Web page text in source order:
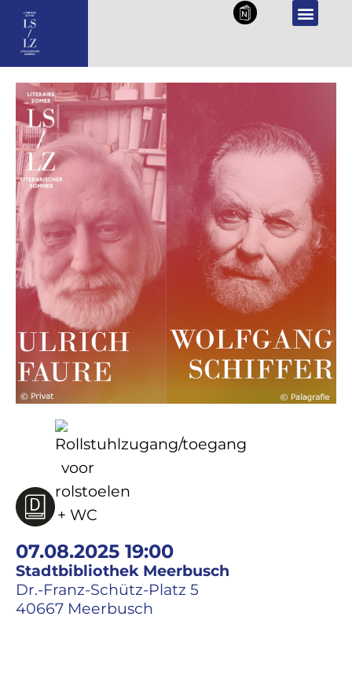
NL DE
07.08.2025 19:00
Stadtbibliothek Meerbusch
Dr.-Franz-Schütz-Platz 5
40667 Meerbusch